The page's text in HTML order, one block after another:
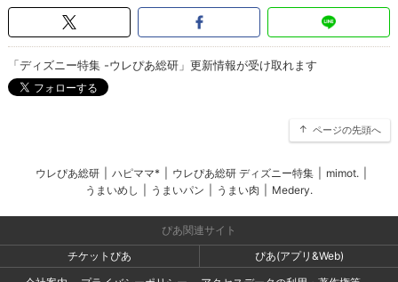
「ディズニー特集 -ウレぴあ総研」更新情報が受け取れます
ページの先頭へ
ウレぴあ総研 ハピママ* ウレぴあ総研 ディズニー特集 mimot.
うまいめし
うまいパン うまい肉 Medery.
ぴあ関連サイト
チケットぴあ
ぴあ(アプリ&Web)